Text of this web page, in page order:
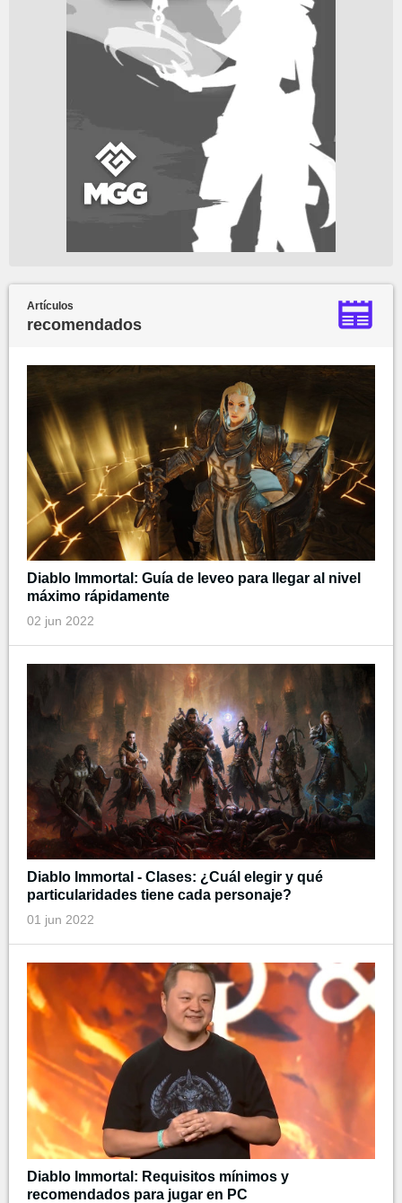
Artículos
recomendados
Diablo Immortal: Guía de leveo para llegar al nivel
máximo rápidamente
02 jun 2022
Diablo Immortal - Clases: ¿Cuál elegir y qué
particularidades tiene cada personaje?
01 jun 2022
Diablo Immortal: Requisitos mínimos y
recomendados para jugar en PC